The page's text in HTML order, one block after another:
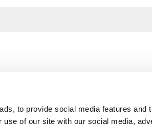
to provide social media features and
of our site with our social media,